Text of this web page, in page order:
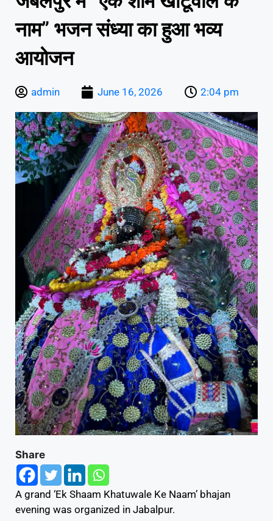
नाम” भजन संध्या का हुआ भव्य
आयोजन
admin June 16, 2026 2:04 pm
Share
A grand ‘Ek Shaam Khatuwale Ke Naam’ bhajan
evening was organized in Jabalpur.